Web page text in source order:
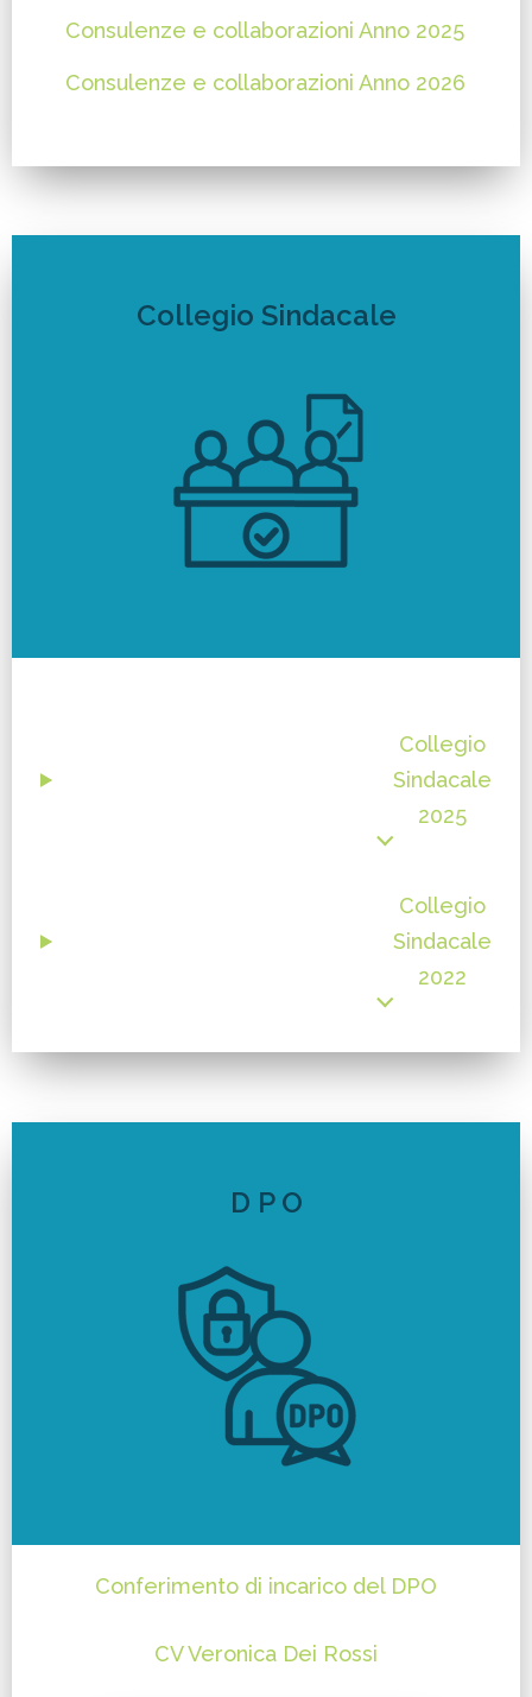
Consulenze e collaborazioni Anno 2025
Consulenze e collaborazioni Anno 2026
Collegio Sindacale
Collegio
Sindacale
2025
Collegio
Sindacale
2022
D P O
Conferimento di incarico del DPO
CV Veronica Dei Rossi